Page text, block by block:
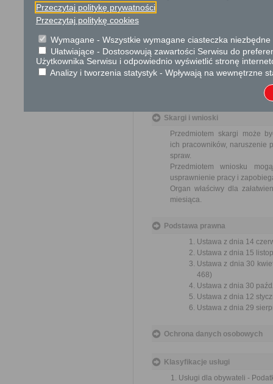
Tryb odwoławczy
Odwołanie wnosi się do
za pośrednictwem organu,
jego nadania w polskiej
Skargi i wnioski
Przedmiotem skargi może
ich pracowników, naruszenie
spraw.
Przedmiotem wniosku
usprawnienie pracy i
Organ właściwy dla
miesiąca.
Podstawa prawna
Ustawa z dnia 14
Ustawa z dnia 15
Ustawa z dnia 30
468)
Ustawa z dnia 30
Ustawa z dnia 12
Ustawa z dnia 29
Ochrona danych osobowych
Klasyfikacje usługi
Usługi dla obywateli -
Przeczytaj politykę prywatności
Przeczytaj politykę cookies
Wymagane - Wszystkie wymagane ciasteczka
Ułatwiające - Dostosowują zawartości Serwisu do
Użytkownika Serwisu i odpowiednio wyświetlić stronę
Analizy i tworzenia statystyk - Wpływają na wewnętrzne